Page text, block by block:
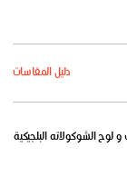
دليل المقاسات
الشوكولاته البلجيكية